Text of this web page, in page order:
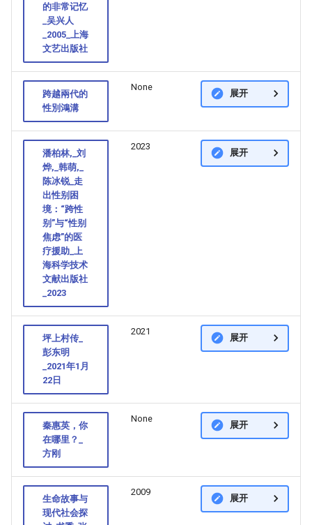
的非常记忆
_吴兴人
_2005_上海
文艺出版社
跨越兩代的
性別鴻溝
None
展开
潘柏林,_刘
烨,_韩萌,_
陈冰锐_走
出性别困
境：“跨性
别”与“性别
焦虑”的医
疗援助_上
海科学技术
文献出版社
_2023
2023
展开
坪上村传_
彭东明
_2021年1月
22日
2021
展开
秦惠英，你
在哪里？_
方刚
None
展开
生命故事与
现代社会探
2009
展开